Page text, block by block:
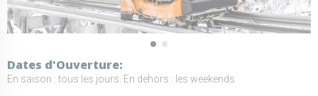
Dates d'Ouverture
En saison : tous les jours. En dehors : les weekends